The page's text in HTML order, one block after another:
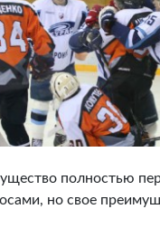
полностью
но свое